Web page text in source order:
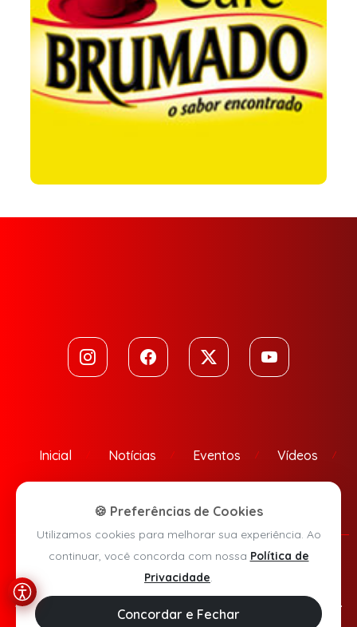
Inicial Notícias Eventos Vídeos
Política de Privacidade
Agora Sudoeste © 2026 - Todos os direitos reservados.
🍪 Preferências de Cookies
Utilizamos cookies para melhorar sua experiência. Ao
continuar, você concorda com nossa Política de
Privacidade.
Concordar e Fechar